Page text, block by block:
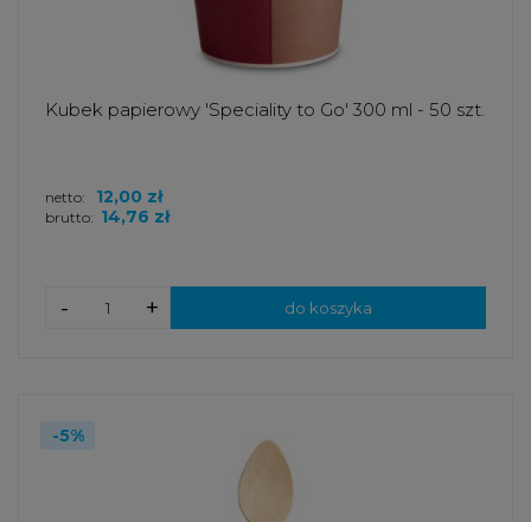
Kubek papierowy 'Speciality to Go' 300 ml - 50 szt.
brutto: 14,76 zł
netto: 12,00 zł
+
- do koszyka
-5%